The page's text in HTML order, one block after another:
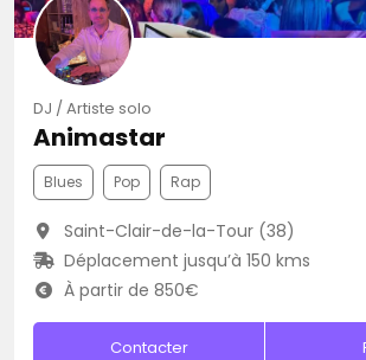
DJ / Artiste solo
Animastar
Blues Pop Rap
Saint-Clair-de-la-Tour (38)
Déplacement jusqu’à 150 kms
À partir de 850€
Contacter